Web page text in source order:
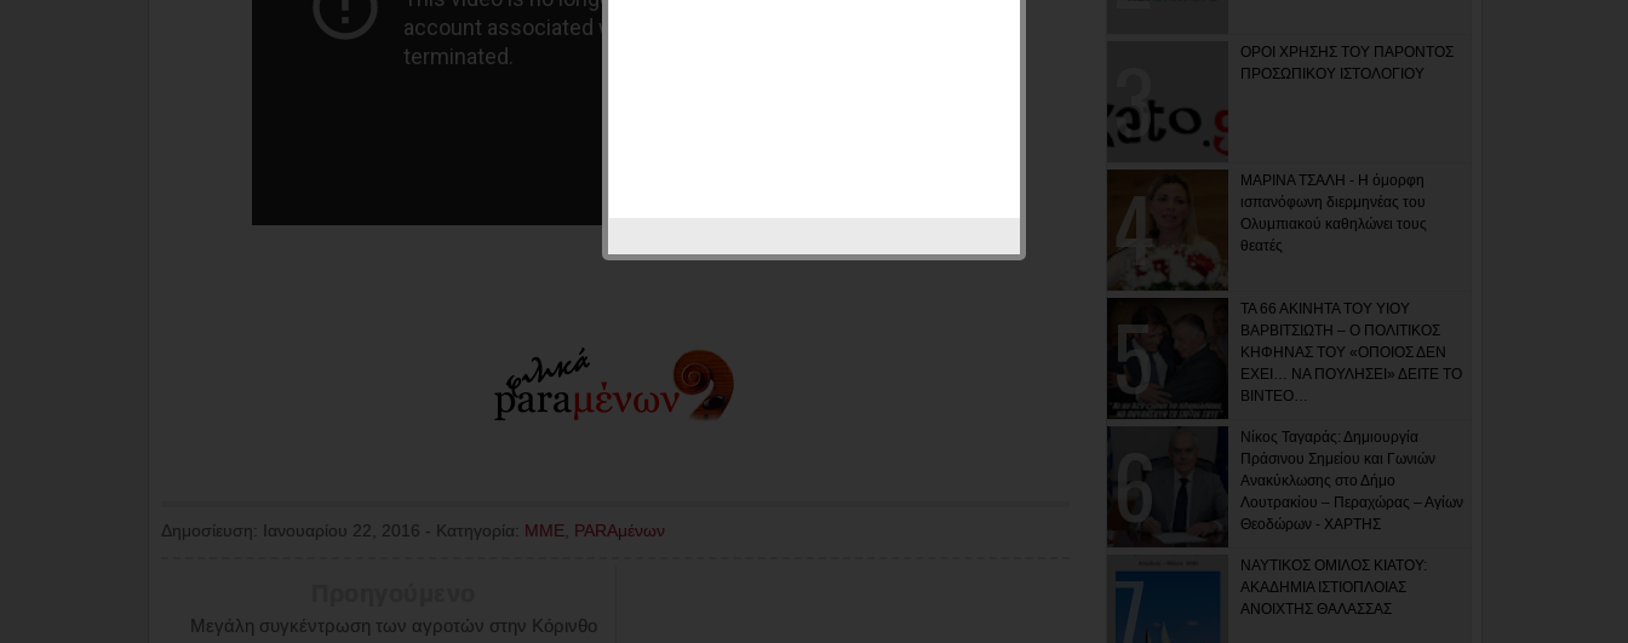
Δημοσίευση: Ιανουαρίου 22, 2016 - Κατηγορία: ΜΜΕ PARAμένων
Μεγάλη συγκέντρωση των αγροτών στην Κόρινθο
ΟΡΟΙ ΧΡΗΣΗΣ ΤΟΥ ΠΑΡΟΝΤΟΣ
ΠΡΟΣΩΠΙΚΟΥ ΙΣΤΟΛΟΓΙΟΥ
ΜΑΡΙΝΑ ΤΣΑΛΗ - Η όμορφη
ισπανόφωνη διερμηνέας του
Ολυμπιακού καθηλώνει τους
θεατές
ΤΑ 66 ΑΚΙΝΗΤΑ ΤΟΥ ΥΙΟΥ
ΒΑΡΒΙΤΣΙΩΤΗ – Ο ΠΟΛΙΤΙΚΟΣ
ΚΗΦΗΝΑΣ ΤΟΥ «ΟΠΟΙΟΣ ΔΕΝ
ΕΧΕΙ… ΝΑ ΠΟΥΛΗΣΕΙ» ΔΕΙΤΕ ΤΟ
ΒΙΝΤΕΟ…
Νίκος Ταγαράς: Δημιουργία
Πράσινου Σημείου και Γωνιών
Ανακύκλωσης στο Δήμο
Λουτρακίου – Περαχώρας – Αγίων
Θεοδώρων - ΧΑΡΤΗΣ
ΝΑΥΤΙΚΟΣ ΟΜΙΛΟΣ ΚΙΑΤΟΥ:
ΑΚΑΔΗΜΙΑ ΙΣΤΙΟΠΛΟΙΑΣ
ΑΝΟΙΧΤΗΣ ΘΑΛΑΣΣΑΣ